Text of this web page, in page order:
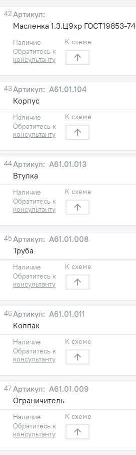
42
Масленка 1.3.Ц9хр ГОСТ19853-74
Наличие
Обратитесь к
консультанту
К схеме
43
A61.01.104
Корпус
Наличие
Обратитесь к
консультанту
К схеме
44
A61.01.013
Втулка
Наличие
Обратитесь к
консультанту
К схеме
45
A61.01.008
Труба
Наличие
Обратитесь к
консультанту
К схеме
46
A61.01.011
Колпак
Наличие
Обратитесь к
консультанту
К схеме
47
A61.01.009
Ограничитель
Наличие
Обратитесь к
консультанту
К схеме